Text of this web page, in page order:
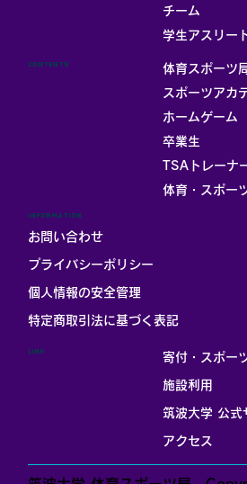
チーム
学生アスリー
体育スポーツ
スポーツアカ
ホームゲーム
卒業生
TSAトレーナ
体育・スポー
CONTENTS
寄付・スポー
施設利用
筑波大学 公式
アクセス
LINK
INFORMATION
お問い合わせ
プライバシーポリシー
個人情報の安全管理
​特定商取引法に基づく表記